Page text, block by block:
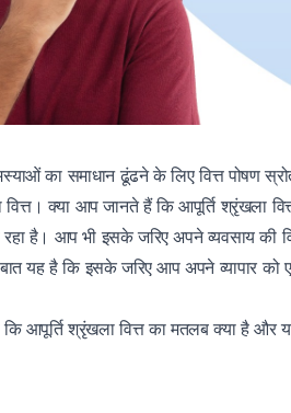
का समाधान ढूंढने के लिए वित्त पोषण
क्या आप जानते हैं कि आपूर्ति श्रृंखला
रहा है। आप भी इसके जरिए अपने व्यवसाय की
यह है कि इसके जरिए आप अपने व्यापार को
कि आपूर्ति श्रृंखला वित्त का मतलब क्या है